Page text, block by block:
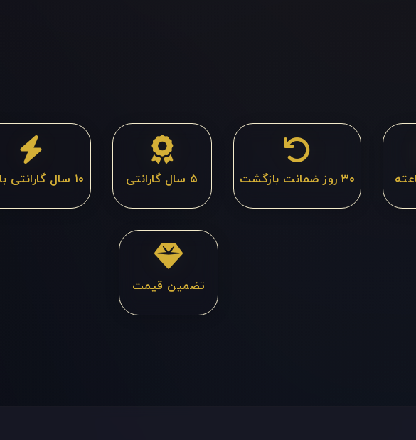
۳۰ روز ضمانت بازگشت ۵ سال گارانتی ۱۰ سال گارانتی باطری
تضمین قیمت